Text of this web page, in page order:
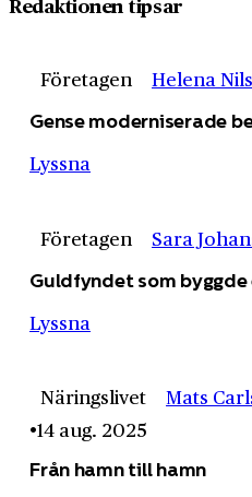
Företagen Helena
Gense moderniserade
Lyssna
Företagen Sara
Guldfyndet som
Lyssna
Näringslivet
Mats
14 aug. 2025
Från hamn till hamn